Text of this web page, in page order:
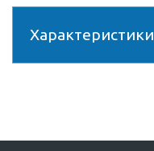
Характеристики